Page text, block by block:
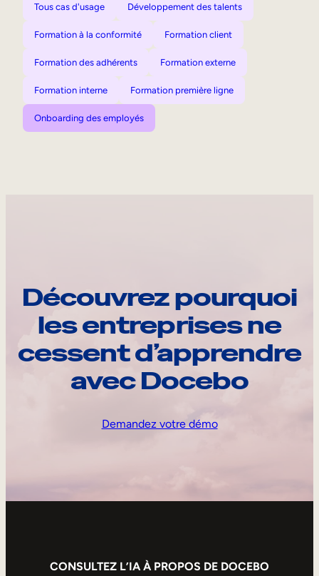
Tous cas d'usage Développement des talents
Formation à la conformité Formation client
Formation des adhérents Formation externe
Formation interne Formation première ligne
Onboarding des employés
Découvrez pourquoi
les entreprises ne
cessent d’apprendre
avec Docebo
Demandez votre démo
CONSULTEZ L’IA À PROPOS DE DOCEBO